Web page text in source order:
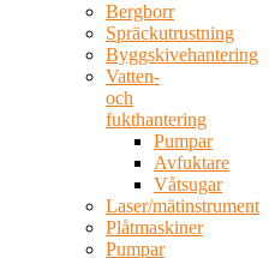
Bergborr
Spräckutrustning
Byggskivehantering
Vatten-
och
fukthantering
Pumpar
Avfuktare
Våtsugar
Laser/mätinstrument
Plåtmaskiner
Pumpar